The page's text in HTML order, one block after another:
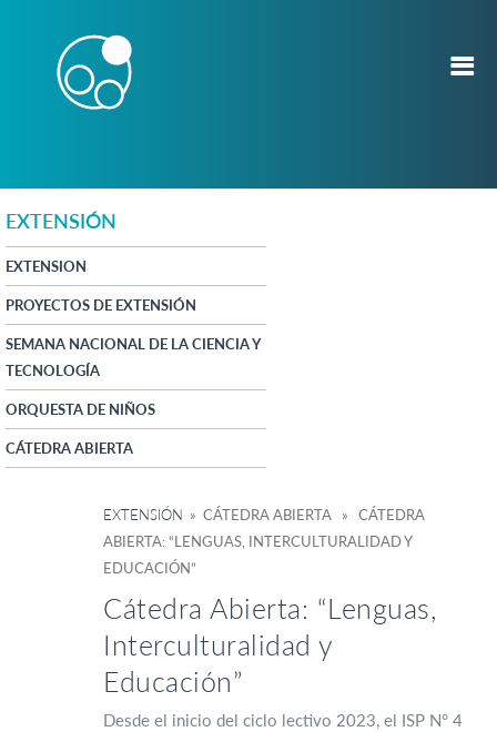
EXTENSIÓN
EXTENSION
PROYECTOS DE EXTENSIÓN
SEMANA NACIONAL DE LA CIENCIA Y
TECNOLOGÍA
ORQUESTA DE NIÑOS
CÁTEDRA ABIERTA
EXTENSIÓN » CÁTEDRA ABIERTA » CÁTEDRA
ABIERTA: “LENGUAS, INTERCULTURALIDAD Y
EDUCACIÓN”
Cátedra Abierta: “Lenguas,
Interculturalidad y
Educación”
Desde el inicio del ciclo lectivo 2023, el ISP N° 4